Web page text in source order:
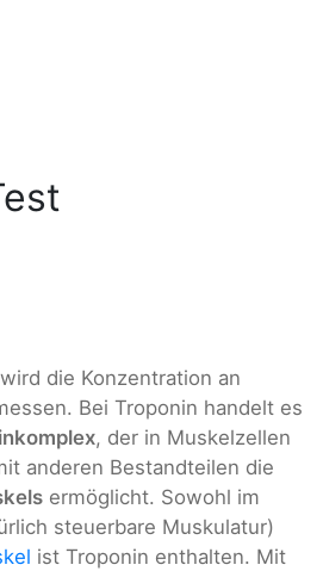
die Konzentration an
Bei Troponin handelt es
, der in Muskelzellen
anderen Bestandteilen die
ermöglicht. Sowohl im
steuerbare Muskulatur)
ist Troponin enthalten. Mit